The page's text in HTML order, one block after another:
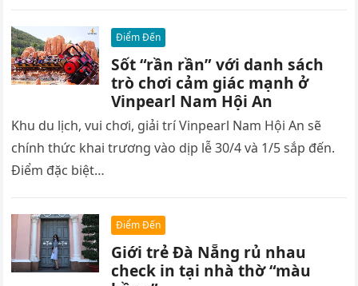
Điểm Đến
Sốt “rần rần” với danh sách
trò chơi cảm giác mạnh ở
Vinpearl Nam Hội An
Khu du lịch, vui chơi, giải trí Vinpearl Nam Hội An sẽ
chính thức khai trương vào dịp lễ 30/4 và 1/5 sắp đến.
Điểm đặc biệt…
Điểm Đến
Giới trẻ Đà Nẵng rủ nhau
check in tại nhà thờ “màu